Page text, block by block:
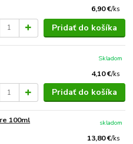
6,90 €/ks
Pridať do košíka
4,10 €/ks
Skladom
Pridať do košíka
100ml
13,80 €/ks
skladom